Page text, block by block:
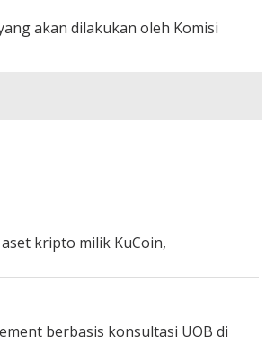
akan dilakukan oleh Komisi
kripto milik KuCoin,
berbasis konsultasi UOB di